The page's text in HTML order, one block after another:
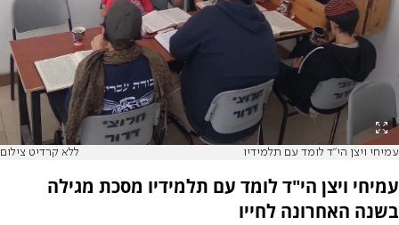
עמיחי ויצן הי"ד לומד עם תלמידיו ללא קרדיט צילום
עמיחי ויצן הי"ד לומד עם תלמידיו מסכת מגילה
בשנה האחרונה לחייו